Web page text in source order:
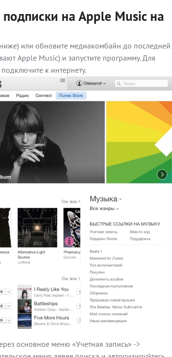
на Apple Music на
или обновите медиакомбайн до последней
Apple Music) и запустите программу. Для
к интернету.
основное меню «Учетная запись» ->